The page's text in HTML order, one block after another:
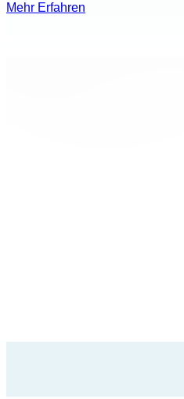
Mehr Erfahren